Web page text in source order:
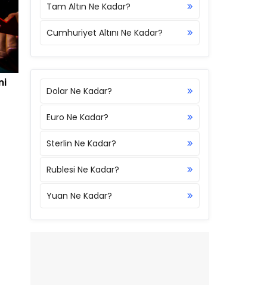
Tam Altın Ne Kadar?
Cumhuriyet Altını Ne Kadar?
Dolar Ne Kadar?
Euro Ne Kadar?
Sterlin Ne Kadar?
Rublesi Ne Kadar?
Yuan Ne Kadar?